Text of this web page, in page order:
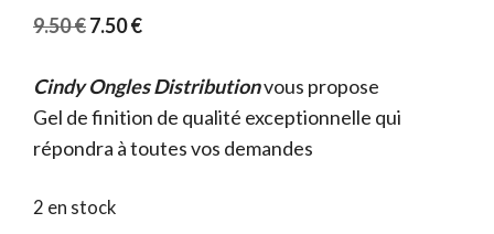
9.50€Le
initial
était :
9.50 €.
7.50€Le
actuel
est :
7.50 €.
Cindy Ongles Distributionvous propose
Gel de finition de qualité exceptionnelle qui
répondra à toutes vos demandes
2 en stock